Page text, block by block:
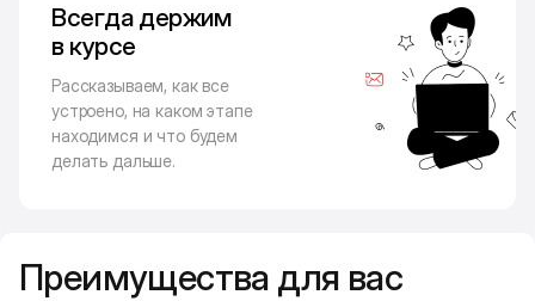
Всегда держим
в курсе
Рассказываем, как все
устроено, на каком этапе
находимся и что будем
делать дальше.
Преимущества для вас